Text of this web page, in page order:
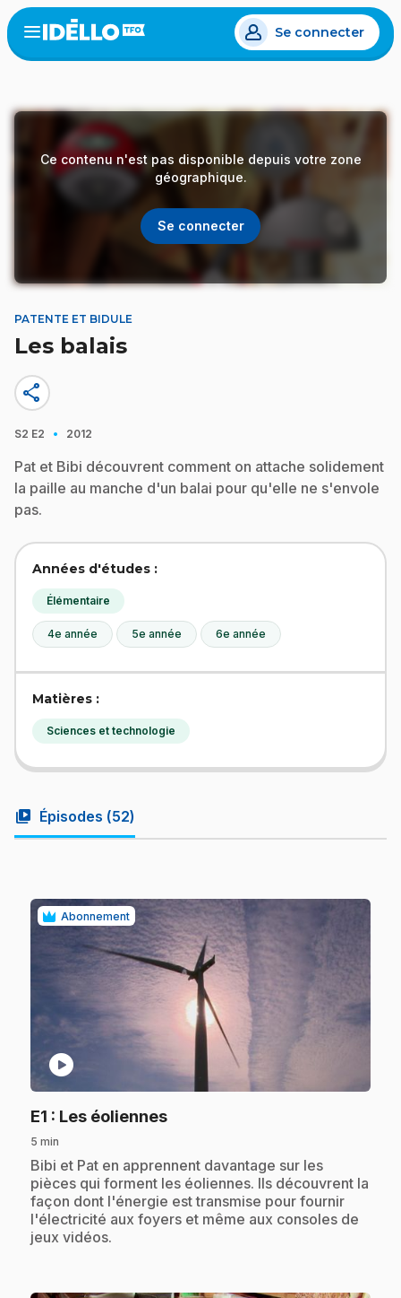
Aller
au
contenu
Open
menu
Se connecter
Ce contenu n'est pas disponible depuis votre zone
géographique.
Se connecter
PATENTE ET BIDULE
Les balais
share
S2 E2 · 2012
Pat et Bibi découvrent comment on attache solidement
la paille au manche d'un balai pour qu'elle ne s'envole
pas.
Années d'études :
Élémentaire
4e année 5e année 6e année
Matières :
Sciences et technologie
video_library Épisodes (52)
Abonnement
play_circle
E1 : Les éoliennes.
5 min
.Bibi et Pat en apprennent davantage sur les
pièces qui forment les éoliennes. Ils découvrent la
façon dont l'énergie est transmise pour fournir
l'électricité aux foyers et même aux consoles de
jeux vidéos.